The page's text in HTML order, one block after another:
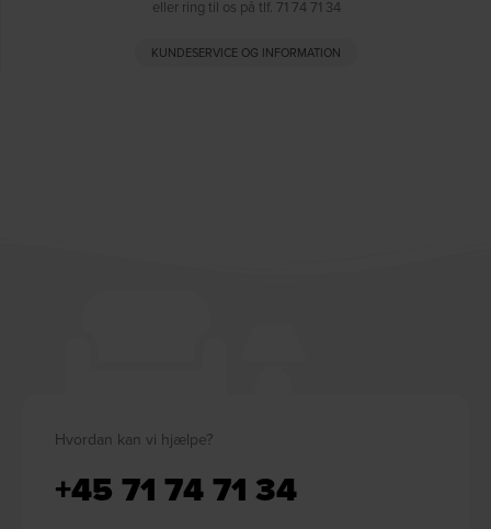
eller ring til os på tlf. 71 74 71 34
KUNDESERVICE OG INFORMATION
Hvordan kan vi hjælpe?
+45 71 74 71 34